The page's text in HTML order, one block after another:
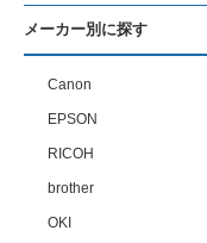
メーカー別に探す
Canon
EPSON
RICOH
brother
OKI